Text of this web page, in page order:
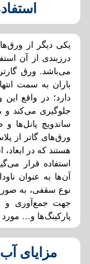
یکی دیگر از
درزبندی از آن
می‌باشد. ورق
باران به سمت
دارد؛ در واقع
جلوگیری می‌کند و
ساندویچ پانل‌ها
ورق‌های گاتر از
هستند که در
استفاده قرار
آن‌ها به عنوان
نوع سقفی، به
جهت جمع‌آوری و
پارکینگ‌ها و…
مزایای